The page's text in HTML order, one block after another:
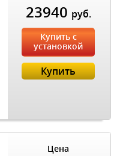
23940 руб.
Купить с
установкой
Купить
Цена